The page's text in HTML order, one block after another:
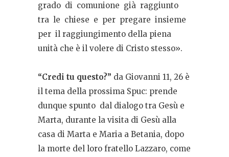
grado di comunione già raggiunto
tra le chiese e per pregare insieme
per il raggiungimento della piena
unità che è il volere di Cristo stesso».
“Credi tu questo?” da Giovanni 11, 26 è
il tema della prossima Spuc: prende
dunque spunto dal dialogo tra Gesù e
Marta, durante la visita di Gesù alla
casa di Marta e Maria a Betania, dopo
la morte del loro fratello Lazzaro, come